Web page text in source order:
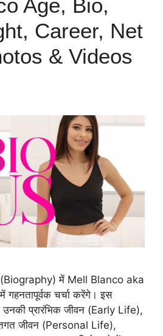
Age, Bio,
Career, Net
& Videos
(Biography) में Mell Blanco aka
गहनतापूर्वक चर्चा करेंगे। इस
प्रारंभिक जीवन (Early Life),
जीवन (Personal Life),